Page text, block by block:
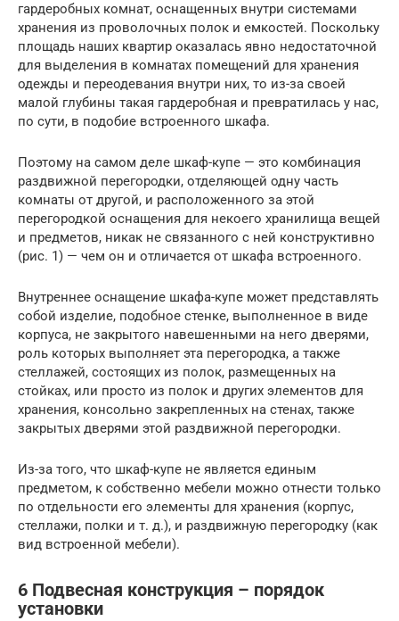
гардеробных комнат, оснащенных внутри системами
хранения из проволочных полок и емкостей. Поскольку
площадь наших квартир оказалась явно недостаточной
для выделения в комнатах помещений для хранения
одежды и переодевания внутри них, то из-за своей
малой глубины такая гардеробная и превратилась у нас,
по сути, в подобие встроенного шкафа.
Поэтому на самом деле шкаф-купе — это комбинация
раздвижной перегородки, отделяющей одну часть
комнаты от другой, и расположенного за этой
перегородкой оснащения для некоего хранилища вещей
и предметов, никак не связанного с ней конструктивно
(рис. 1) — чем он и отличается от шкафа встроенного.
Внутреннее оснащение шкафа-купе может представлять
собой изделие, подобное стенке, выполненное в виде
корпуса, не закрытого навешенными на него дверями,
роль которых выполняет эта перегородка, а также
стеллажей, состоящих из полок, размещенных на
стойках, или просто из полок и других элементов для
хранения, консольно закрепленных на стенах, также
закрытых дверями этой раздвижной перегородки.
Из-за того, что шкаф-купе не является единым
предметом, к собственно мебели можно отнести только
по отдельности его элементы для хранения (корпус,
стеллажи, полки и т. д.), и раздвижную перегородку (как
вид встроенной мебели).
6 Подвесная конструкция – порядок
установки